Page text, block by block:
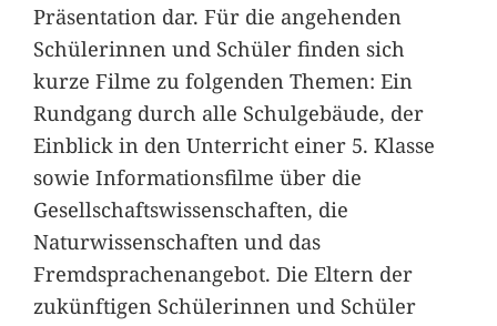
Präsentation dar. Für die angehenden
Schülerinnen und Schüler finden sich
kurze Filme zu folgenden Themen: Ein
Rundgang durch alle Schulgebäude, der
Einblick in den Unterricht einer 5. Klasse
sowie Informationsfilme über die
Gesellschaftswissenschaften, die
Naturwissenschaften und das
Fremdsprachenangebot. Die Eltern der
zukünftigen Schülerinnen und Schüler